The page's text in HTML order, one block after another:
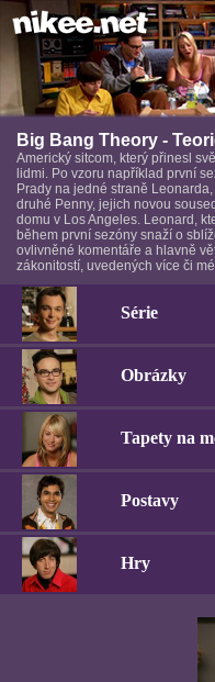
Big Bang Theory -
Americký sitcom, který přinesl
lidmi. Po vzoru například první
Prady na jedné straně
druhé Penny, jejich novou
domu v Los Angeles. Leonard,
během první sezóny snaží o
ovlivněné komentáře a hlavně
zákonitostí, uvedených více či
Série
Obrázky
Tapety na
Postavy
Hry